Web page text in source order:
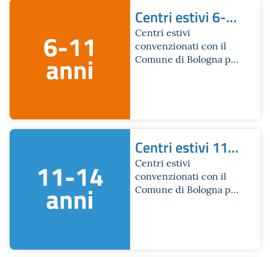
Centri estivi 6-
11 anni
Centri estivi
convenzionati con il
Comune di Bologna per
Centri estivi 11-
14 anni
Centri estivi
convenzionati con il
Comune di Bologna per